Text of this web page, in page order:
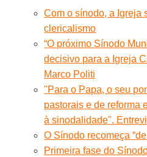
Com o sínodo, a Igreja
clericalismo
“O próximo Sínodo
decisivo para a Igreja
Marco Politi
"Para o Papa, o seu
pastorais e de reforma
à sinodalidade".
O Sínodo recomeça
Primeira fase do